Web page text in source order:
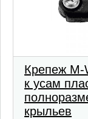
Крепеж M-
к усам
крыльев